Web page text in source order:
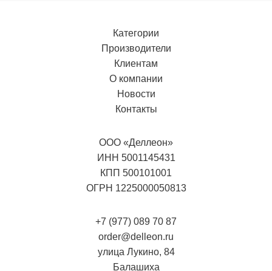
Категории
Производители
Клиентам
О компании
Новости
Контакты
ООО «Деллеон»
ИНН 5001145431
КПП 500101001
ОГРН 1225000050813
+7 (977) 089 70 87
order@delleon.ru
улица Лукино, 84
Балашиха